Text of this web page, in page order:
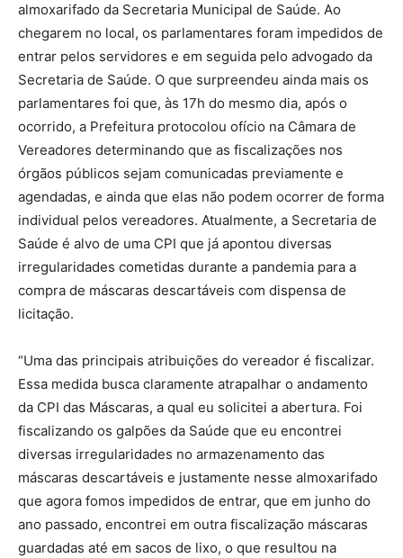
almoxarifado da Secretaria Municipal de Saúde. Ao
chegarem no local, os parlamentares foram impedidos de
entrar pelos servidores e em seguida pelo advogado da
Secretaria de Saúde. O que surpreendeu ainda mais os
parlamentares foi que, às 17h do mesmo dia, após o
ocorrido, a Prefeitura protocolou ofício na Câmara de
Vereadores determinando que as fiscalizações nos
órgãos públicos sejam comunicadas previamente e
agendadas, e ainda que elas não podem ocorrer de forma
individual pelos vereadores. Atualmente, a Secretaria de
Saúde é alvo de uma CPI que já apontou diversas
irregularidades cometidas durante a pandemia para a
compra de máscaras descartáveis com dispensa de
licitação.
“Uma das principais atribuições do vereador é fiscalizar.
Essa medida busca claramente atrapalhar o andamento
da CPI das Máscaras, a qual eu solicitei a abertura. Foi
fiscalizando os galpões da Saúde que eu encontrei
diversas irregularidades no armazenamento das
máscaras descartáveis e justamente nesse almoxarifado
que agora fomos impedidos de entrar, que em junho do
ano passado, encontrei em outra fiscalização máscaras
guardadas até em sacos de lixo, o que resultou na